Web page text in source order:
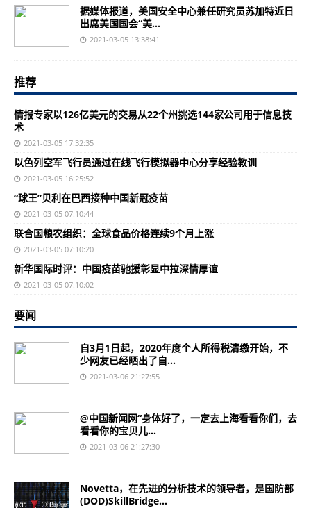
据媒体报道，美国安全中心兼任研究员苏加特近日
出席美国国会“美...
2021-03-05 13:38:41
推荐
情报专家以126亿美元的交易从22个州挑选144家公司用于信息技
术
2021-03-05 17:32:35
以色列空军飞行员通过在线飞行模拟器中心分享经验教训
2021-03-05 16:25:52
“球王”贝利在巴西接种中国新冠疫苗
2021-03-05 07:10:44
联合国粮农组织：全球食品价格连续9个月上涨
2021-03-05 07:10:20
新华国际时评：中国疫苗驰援彰显中拉深情厚谊
2021-03-05 07:10:02
要闻
自3月1日起，2020年度个人所得税清缴开始，不
少网友已经晒出了自...
2021-03-06 21:27:55
@中国新闻网“身体好了，一定去上海看看你们，去
看看你的宝贝儿...
2021-03-06 21:27:30
Novetta，在先进的分析技术的领导者，是国防部
(DOD)SkillBridge...